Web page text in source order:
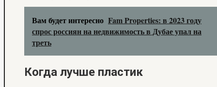
Вам будет интересно Fam Properties: в 2023 году
спрос россиян на недвижимость в Дубае упал на
треть
Когда лучше пластик